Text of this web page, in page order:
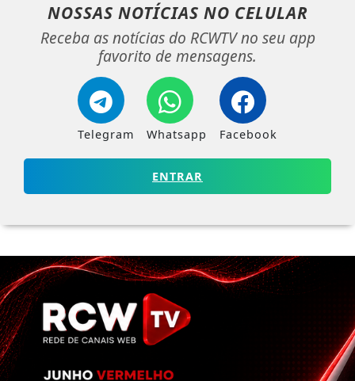
NOSSAS NOTÍCIAS NO CELULAR
Receba as notícias do RCWTV no seu app
favorito de mensagens.
Telegram Whatsapp Facebook
ENTRAR